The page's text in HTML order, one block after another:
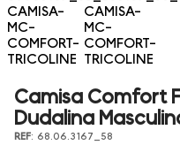
Camisa Comfort
Dudalina
REF: 68.06.3167_58